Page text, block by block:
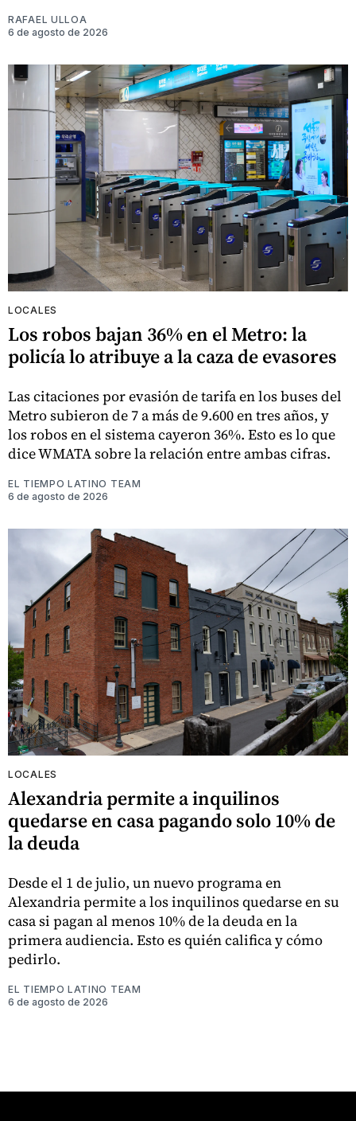
RAFAEL ULLOA
6 de agosto de 2026
LOCALES
Los robos bajan 36% en el Metro: la
policía lo atribuye a la caza de evasores
Las citaciones por evasión de tarifa en los buses del
Metro subieron de 7 a más de 9.600 en tres años, y
los robos en el sistema cayeron 36%. Esto es lo que
dice WMATA sobre la relación entre ambas cifras.
EL TIEMPO LATINO TEAM
6 de agosto de 2026
LOCALES
Alexandria permite a inquilinos
quedarse en casa pagando solo 10% de
la deuda
Desde el 1 de julio, un nuevo programa en
Alexandria permite a los inquilinos quedarse en su
casa si pagan al menos 10% de la deuda en la
primera audiencia. Esto es quién califica y cómo
pedirlo.
EL TIEMPO LATINO TEAM
6 de agosto de 2026